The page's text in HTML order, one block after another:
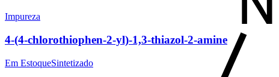
Impureza
4-(4-chlorothiophen-2-yl)-1,3-thiazol-2-amine
Em EstoqueSintetizado